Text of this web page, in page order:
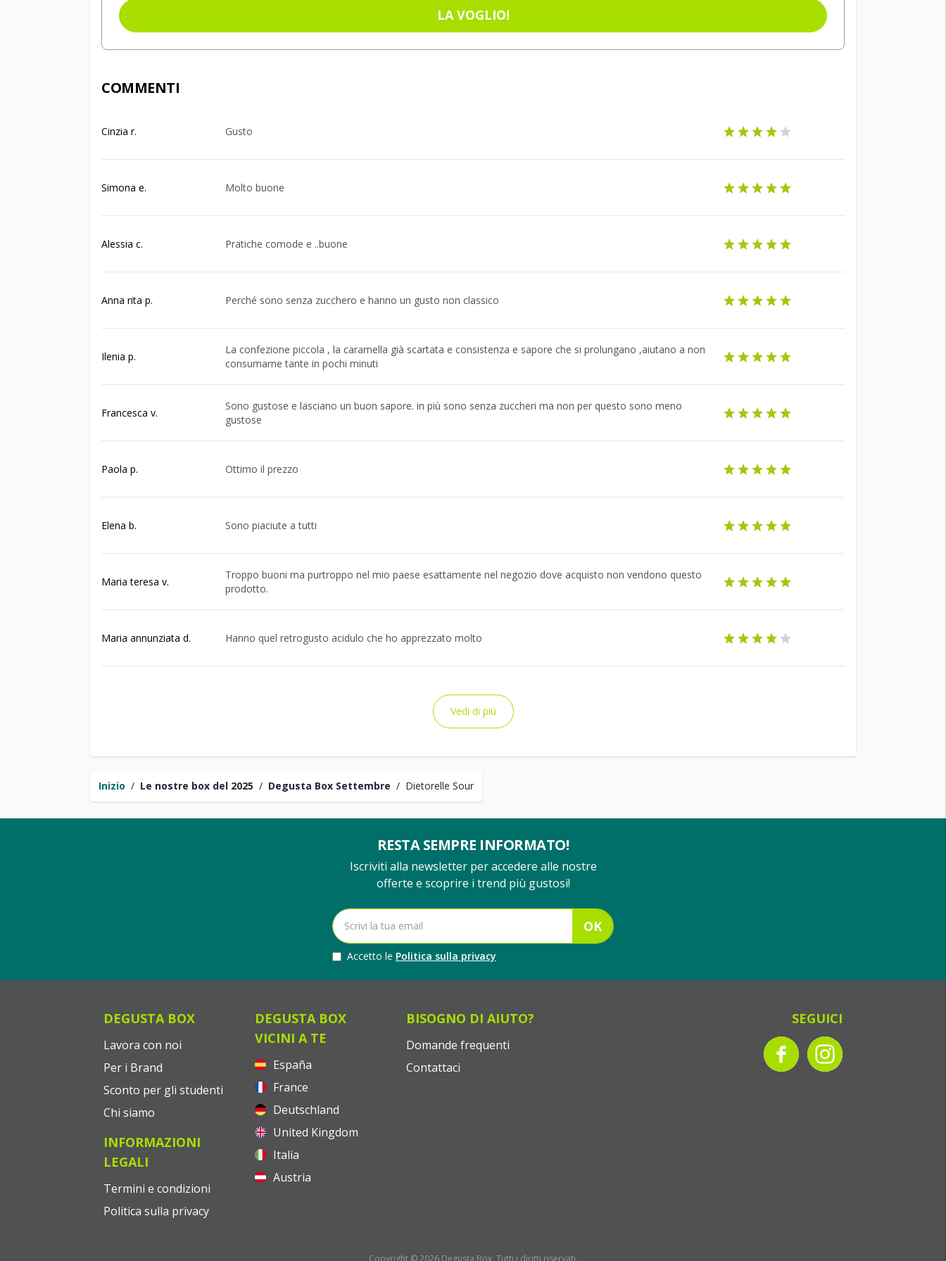
Inizio / Le nostre box del 2025 / Degusta Box Settembre / Dietorelle Sour
LA VOGLIO!
COMMENTI
Cinzia r. Gusto
Simona e. Molto buone
Alessia c. Pratiche comode e ..buone
Anna rita p. Perché sono senza zucchero e hanno un gusto non classico
Ilenia p.
La confezione piccola , la caramella già scartata e consistenza e sapore che si prolungano ,aiutano a non
consumarne tante in pochi minuti
Francesca v.
Sono gustose e lasciano un buon sapore. in più sono senza zuccheri ma non per questo sono meno
gustose
Paola p. Ottimo il prezzo
Elena b. Sono piaciute a tutti
Maria teresa v.
Troppo buoni ma purtroppo nel mio paese esattamente nel negozio dove acquisto non vendono questo
prodotto.
Maria annunziata d. Hanno quel retrogusto acidulo che ho apprezzato molto
Vedi di piú
RESTA SEMPRE INFORMATO!
Iscriviti alla newsletter per accedere alle nostre
offerte e scoprire i trend più gustosi!
OK
Accetto le Politica sulla privacy
DEGUSTA BOX
Lavora con noi
Per i Brand
Sconto per gli studenti
Chi siamo
INFORMAZIONI
LEGALI
Termini e condizioni
Politica sulla privacy
DEGUSTA BOX
VICINI A TE
España
France
Deutschland
United Kingdom
Italia
Austria
BISOGNO DI AIUTO?
Domande frequenti
Contattaci
SEGUICI
Copyright © 2026 Degusta Box, Tutti i diritti riservati.